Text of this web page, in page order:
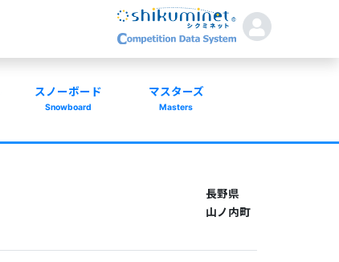
スノーボード
Snowboard
マスターズ
Masters
長野県
山ノ内町